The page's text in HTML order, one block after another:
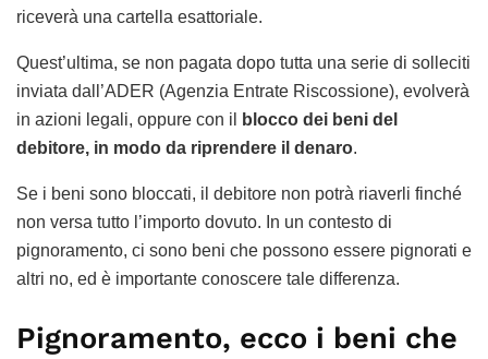
riceverà una cartella esattoriale.
Quest’ultima, se non pagata dopo tutta una serie di solleciti
inviata dall’ADER (Agenzia Entrate Riscossione), evolverà
in azioni legali, oppure con il
blocco dei beni del
debitore, in modo da riprendere il denaro.
Se i beni sono bloccati, il debitore non potrà riaverli finché
non versa tutto l’importo dovuto. In un contesto di
pignoramento, ci sono beni che possono essere pignorati e
altri no, ed è importante conoscere tale differenza.
Pignoramento, ecco i beni che